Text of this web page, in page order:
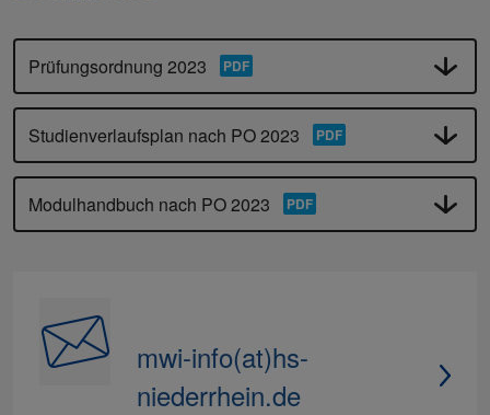
Prüfungsordnung 2023
Studienverlaufsplan nach PO 2023
Modulhandbuch nach PO 2023
mwi-info(at)hs-
niederrhein.de